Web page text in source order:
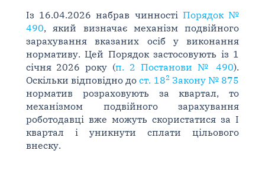
Із 16.04.2026 набрав чинностіПорядок №
490, який визначає механізм подвійного
зарахування вказаних осіб у виконання
нормативу. Цей Порядок застосовують із 1
січня 2026 року (п. 2 Постанови № 490).
Оскільки відповідно дост. 182Закону № 875
норматив розраховують за квартал, то
механізмом подвійного зарахування
роботодавці вже можуть скористатися за І
квартал і уникнути сплати цільового
внеску.